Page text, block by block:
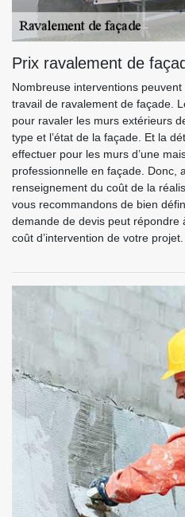
Prix ravalement de
Nombreuse interventions
travail de ravalement de façade.
pour ravaler les murs extérieurs
type et l’état de la façade. Et la
effectuer pour les murs d’une
professionnelle en façade. Donc,
renseignement du coût de la
vous recommandons de bien
demande de devis peut
coût d’intervention de votre projet.